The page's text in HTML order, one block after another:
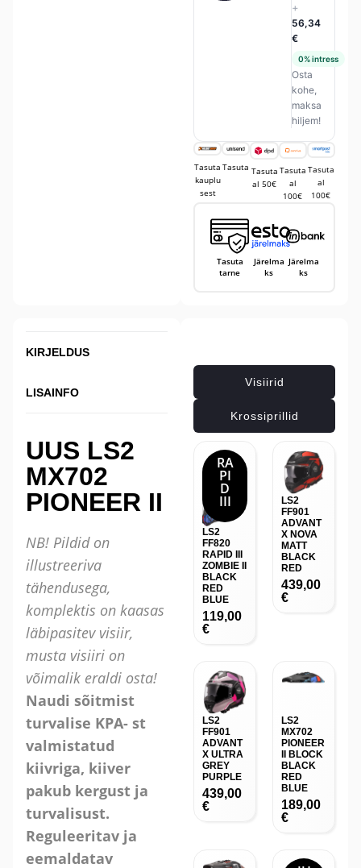
+
56,34
€
0% intress
Osta
kohe,
maksa
hiljem!
Tasuta
kauplu
sest
Tasuta Tasuta
al 50€
Tasuta
al
100€
Tasuta
al
100€
Tasuta
tarne
Järelma
ks
Järelma
ks
KIRJELDUS
LISAINFO
UUS LS2
MX702
PIONEER II
NB! Pildid on
illustreeriva
tähendusega,
komplektis on kaasas
läbipasitev visiir,
musta visiiri on
võimalik eraldi osta!
Naudi sõitmist
turvalise KPA- st
valmistatud
kiivriga, kiiver
pakub kergust ja
turvalisust.
Reguleeritav ja
eemaldatav
Visiirid
Krossiprillid
RA
PI
D
III
LS2
FF820
RAPID III
ZOMBIE II
BLACK
RED
BLUE
119,00
€
LS2
FF901
ADVANT
X NOVA
MATT
BLACK
RED
439,00
€
LS2
FF901
ADVANT
X ULTRA
GREY
PURPLE
439,00
€
LS2
MX702
PIONEER
II BLOCK
BLACK
RED
BLUE
189,00
€